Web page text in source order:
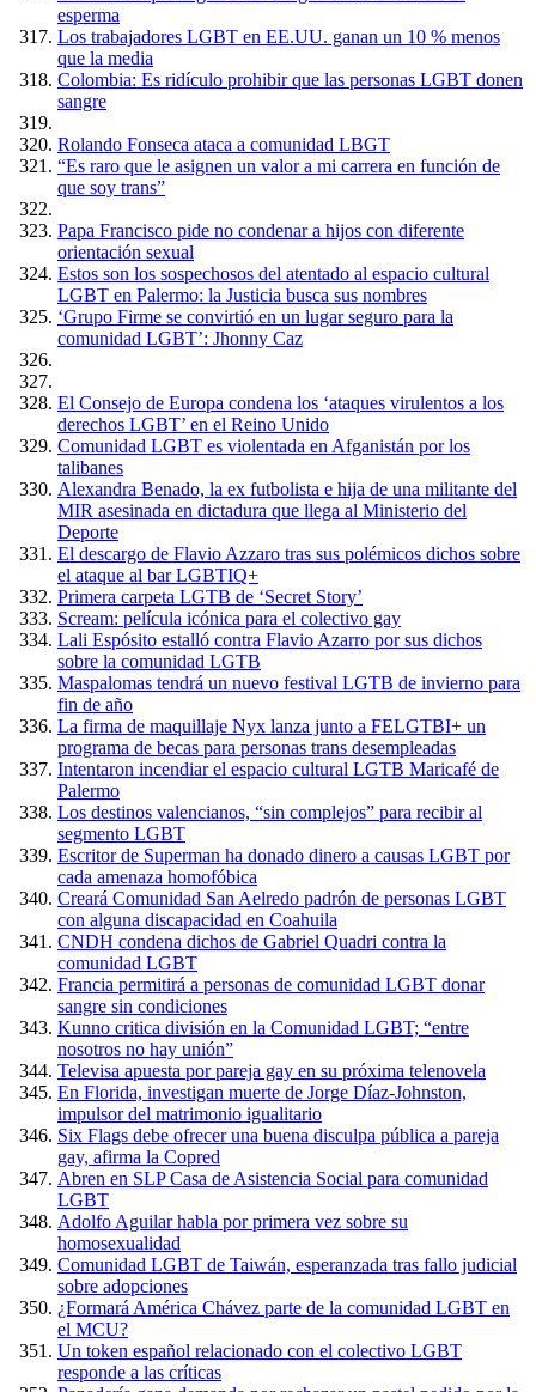
esperma
Los trabajadores LGBT en EE.UU. ganan un 10 % menos
que la media
Colombia: Es ridículo prohibir que las personas LGBT donen
sangre
Rolando Fonseca ataca a comunidad LBGT
“Es raro que le asignen un valor a mi carrera en función de
que soy trans”
Papa Francisco pide no condenar a hijos con diferente
orientación sexual
Estos son los sospechosos del atentado al espacio cultural
LGBT en Palermo: la Justicia busca sus nombres
‘Grupo Firme se convirtió en un lugar seguro para la
comunidad LGBT’: Jhonny Caz
El Consejo de Europa condena los ‘ataques virulentos a los
derechos LGBT’ en el Reino Unido
Comunidad LGBT es violentada en Afganistán por los
talibanes
Alexandra Benado, la ex futbolista e hija de una militante del
MIR asesinada en dictadura que llega al Ministerio del
Deporte
El descargo de Flavio Azzaro tras sus polémicos dichos sobre
el ataque al bar LGBTIQ+
Primera carpeta LGTB de ‘Secret Story’
Scream: película icónica para el colectivo gay
Lali Espósito estalló contra Flavio Azarro por sus dichos
sobre la comunidad LGTB
Maspalomas tendrá un nuevo festival LGTB de invierno para
fin de año
La firma de maquillaje Nyx lanza junto a FELGTBI+ un
programa de becas para personas trans desempleadas
Intentaron incendiar el espacio cultural LGTB Maricafé de
Palermo
Los destinos valencianos, “sin complejos” para recibir al
segmento LGBT
Escritor de Superman ha donado dinero a causas LGBT por
cada amenaza homofóbica
Creará Comunidad San Aelredo padrón de personas LGBT
con alguna discapacidad en Coahuila
CNDH condena dichos de Gabriel Quadri contra la
comunidad LGBT
Francia permitirá a personas de comunidad LGBT donar
sangre sin condiciones
Kunno critica división en la Comunidad LGBT; “entre
nosotros no hay unión”
Televisa apuesta por pareja gay en su próxima telenovela
En Florida, investigan muerte de Jorge Díaz-Johnston,
impulsor del matrimonio igualitario
Six Flags debe ofrecer una buena disculpa pública a pareja
gay, afirma la Copred
Abren en SLP Casa de Asistencia Social para comunidad
LGBT
Adolfo Aguilar habla por primera vez sobre su
homosexualidad
Comunidad LGBT de Taiwán, esperanzada tras fallo judicial
sobre adopciones
¿Formará América Chávez parte de la comunidad LGBT en
el MCU?
Un token español relacionado con el colectivo LGBT
responde a las críticas